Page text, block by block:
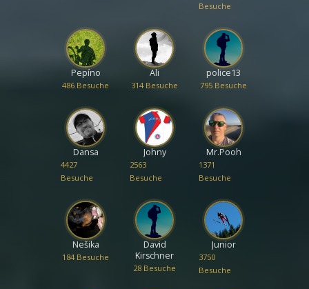
Besuche
Pepíno
486 Besuche
Ali
314 Besuche
police13
795 Besuche
Dansa
4427
Besuche
Johny
2563
Besuche
Mr.Pooh
1371
Besuche
Nešika
184 Besuche
David
Kirschner
28 Besuche
Junior
3750
Besuche